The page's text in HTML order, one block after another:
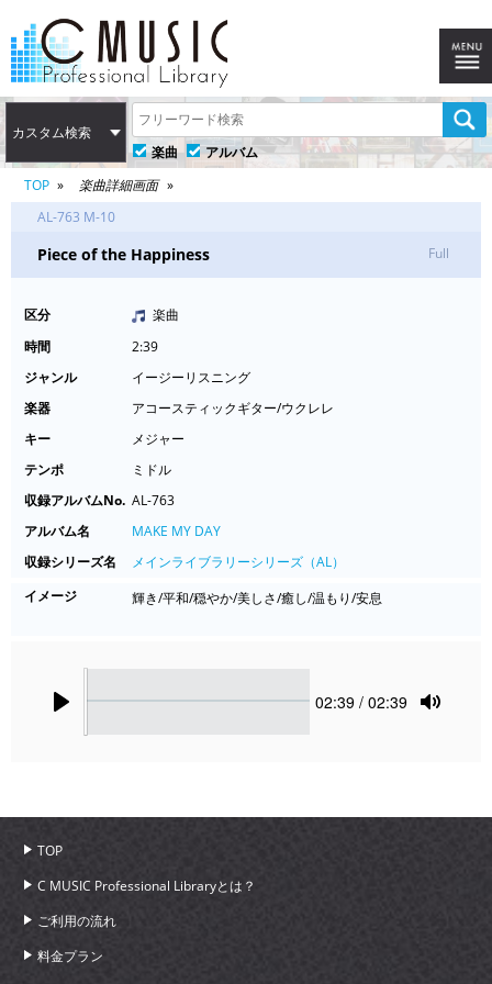
カスタム検索
楽曲
アルバム
TOP
楽曲詳細画面
AL-763 M-10
Piece of the Happiness Full
区分
楽曲
時間
2:39
ジャンル
イージーリスニング
楽器
アコースティックギター/ウクレレ
キー
メジャー
テンポ
ミドル
収録アルバムNo. AL-763
アルバム名
MAKE MY DAY
収録シリーズ名
メインライブラリーシリーズ（AL）
イメージ
輝き/平和/穏やか/美しさ/癒し/温もり/安息
Current
02:39 / 02:39
TOP
C MUSIC Professional Libraryとは？
ご利用の流れ
料金プラン